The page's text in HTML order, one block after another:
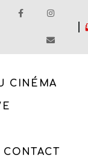
CINÉMA